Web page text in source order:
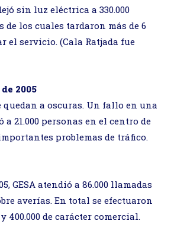
sin luz eléctrica a 330.000
de los cuales tardaron más de 6
el servicio. (Cala Ratjada fue
2005
quedan a oscuras. Un fallo en una
a 21.000 personas en el centro de
problemas de tráfico.
GESA atendió a 86.000 llamadas
averías. En total se efectuaron
400.000 de carácter comercial.